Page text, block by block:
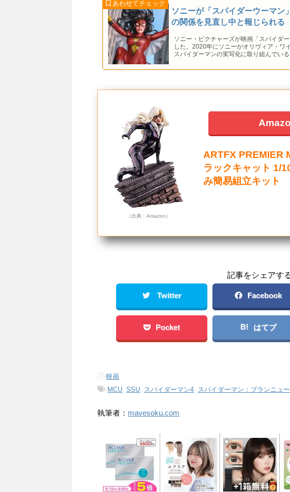
ソニーが「スパイダーウーマン
の関係を見直し中と報じられる
ソニー・ピクチャーズが映画「スパイダ
した。2020年にソニーがオリヴィア・ワ
スパイダーマンの実写化に取り組んでい
（出典：Amazon）
ARTFX PREMIER
ラックキャット 1/
み簡易組立キット
記事をシェアす
Twitter Facebook
Pocket B! はてブ
-映画
-MCU ,SSU スパイダーマン4 スパイダーマン：ブランニュ
執筆者： mavesoku.com